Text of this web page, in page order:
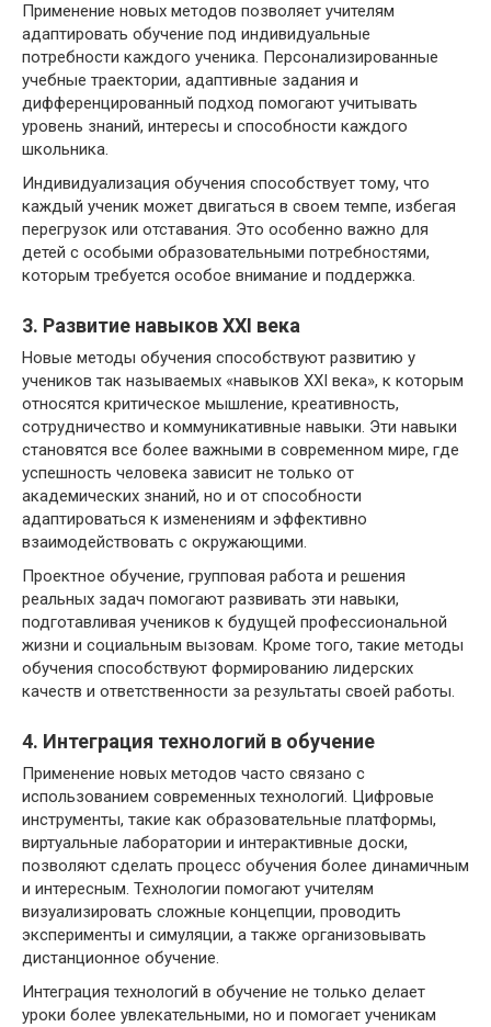
Применение новых методов позволяет учителям
адаптировать обучение под индивидуальные
потребности каждого ученика. Персонализированные
учебные траектории, адаптивные задания и
дифференцированный подход помогают учитывать
уровень знаний, интересы и способности каждого
школьника.
Индивидуализация обучения способствует тому, что
каждый ученик может двигаться в своем темпе, избегая
перегрузок или отставания. Это особенно важно для
детей с особыми образовательными потребностями,
которым требуется особое внимание и поддержка.
3. Развитие навыков XXI века
Новые методы обучения способствуют развитию у
учеников так называемых «навыков XXI века», к которым
относятся критическое мышление, креативность,
сотрудничество и коммуникативные навыки. Эти навыки
становятся все более важными в современном мире, где
успешность человека зависит не только от
академических знаний, но и от способности
адаптироваться к изменениям и эффективно
взаимодействовать с окружающими.
Проектное обучение, групповая работа и решения
реальных задач помогают развивать эти навыки,
подготавливая учеников к будущей профессиональной
жизни и социальным вызовам. Кроме того, такие методы
обучения способствуют формированию лидерских
качеств и ответственности за результаты своей работы.
4. Интеграция технологий в обучение
Применение новых методов часто связано с
использованием современных технологий. Цифровые
инструменты, такие как образовательные платформы,
виртуальные лаборатории и интерактивные доски,
позволяют сделать процесс обучения более динамичным
и интересным. Технологии помогают учителям
визуализировать сложные концепции, проводить
эксперименты и симуляции, а также организовывать
дистанционное обучение.
Интеграция технологий в обучение не только делает
уроки более увлекательными, но и помогает ученикам